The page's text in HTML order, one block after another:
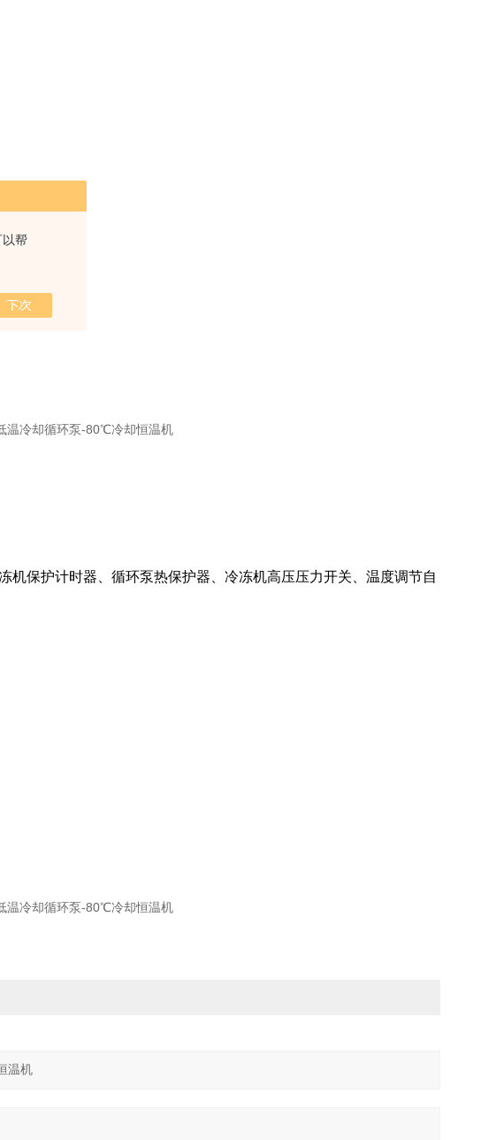
以帮
机保护计时器、循环泵热保护器、冷冻机高压压力开关、温度调节自